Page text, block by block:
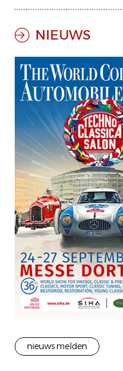
NIEUWS
nieuws melden